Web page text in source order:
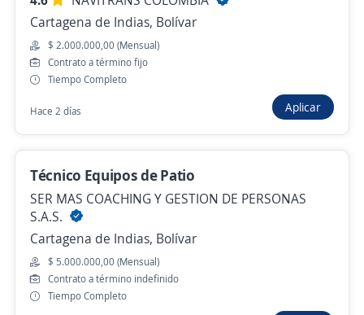
$ 2.000.000,00 (Mensual)
Hace 2 días
Auxiliar operativo
Cartagena de Indias, Bolívar
$ 1.750.905,00 (Mensual)
Hace 3 días
Técnico Especialista en Reconstrucción de
Motores
Cartagena de Indias, Bolívar
$ 2.000.000,00 (Mensual)
Contrato a término fijo
Tiempo Completo
Hace 2 días Aplicar
Técnico Equipos de Patio
SER MAS COACHING Y GESTION DE PERSONAS
S.A.S.
Cartagena de Indias, Bolívar
$ 5.000.000,00 (Mensual)
Contrato a término indefinido
Tiempo Completo